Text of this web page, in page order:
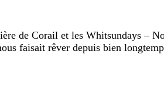
de Corail et les Whitsundays –
faisait rêver depuis bien